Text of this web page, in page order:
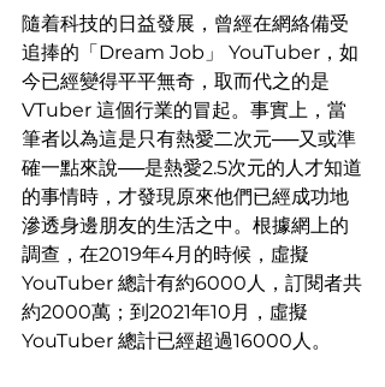
隨着科技的日益發展，曾經在網絡備受
追捧的「Dream Job」 YouTuber，如
今已經變得平平無奇，取而代之的是
VTuber 這個行業的冒起。事實上，當
筆者以為這是只有熱愛二次元──又或準
確一點來說──是熱愛2.5次元的人才知道
的事情時，才發現原來他們已經成功地
滲透身邊朋友的生活之中。根據網上的
調查，在2019年4月的時候，虛擬
YouTuber 總計有約6000人，訂閱者共
約2000萬；到2021年10月，虛擬
YouTuber 總計已經超過16000人。